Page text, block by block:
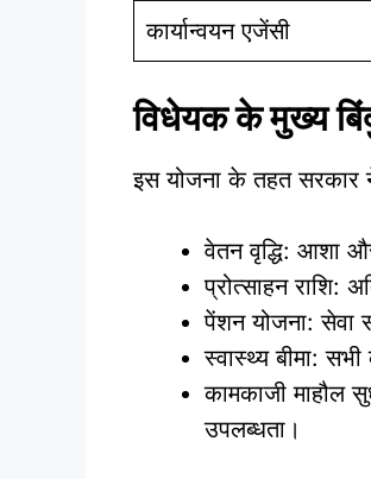
कार्यान्वयन एजेंसी
विधेयक के मुख्य
इस योजना के तहत सरकार
वेतन वृद्धि: आशा
प्रोत्साहन राशि:
पेंशन योजना: सेवा
स्वास्थ्य बीमा: सभी
कामकाजी माहौल
उपलब्धता।